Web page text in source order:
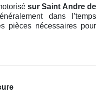
sur Saint Andre de
dans l’temps
pièces nécessaires pour